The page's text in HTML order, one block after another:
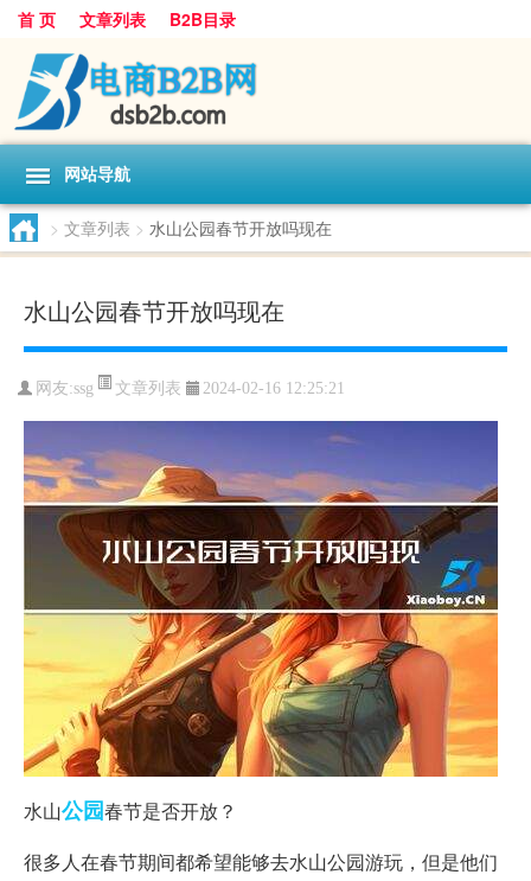
首 页 文章列表 B2B目录
网站导航
> 文章列表 > 水山公园春节开放吗现在
水山公园春节开放吗现在
网友:ssg 文章列表 2024-02-16 12:25:21
水山公园春节是否开放？
很多人在春节期间都希望能够去水山公园游玩，但是他们